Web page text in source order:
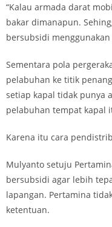
“Kalau armada darat
bakar dimanapun.
bersubsidi
Sementara pola
pelabuhan ke titik
setiap kapal tidak punya
pelabuhan tempat kapal
Karena itu cara
Mulyanto setuju
bersubsidi agar lebih
lapangan. Pertamina
ketentuan.